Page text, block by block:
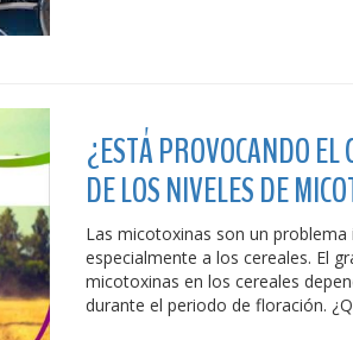
¿ESTÁ PROVOCANDO
DE LOS NIVELES DE
Las micotoxinas son un
especialmente a los cereales. El
micotoxinas en los cereales
durante el periodo de floración.